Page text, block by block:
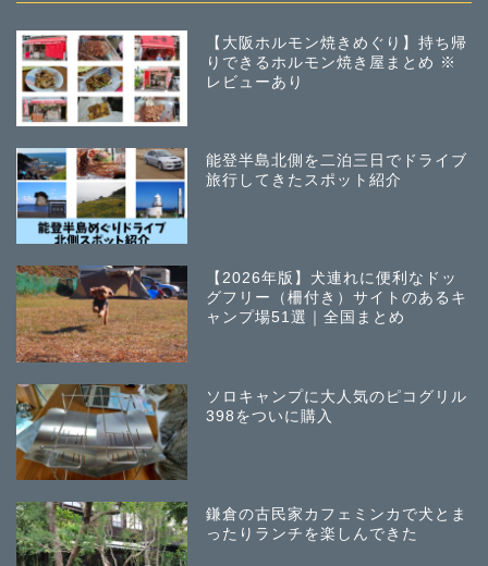
【大阪ホルモン焼きめぐり】持ち帰
りできるホルモン焼き屋まとめ ※
レビューあり
能登半島北側を二泊三日でドライブ
旅行してきたスポット紹介
【2026年版】犬連れに便利なドッ
グフリー（柵付き）サイトのあるキ
ャンプ場51選｜全国まとめ
ソロキャンプに大人気のピコグリル
398をついに購入
鎌倉の古民家カフェミンカで犬とま
ったりランチを楽しんできた